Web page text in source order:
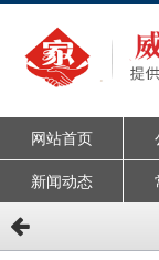
网站首页
新闻动态